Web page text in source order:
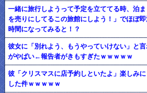
一緒に旅行しようって予定を立ててる時、泊
を売りにしてるこの旅館にしよう！」でほぼ
時間になってみると！？
彼女に「別れよう、もうやっていけない」と
がやばい←報告者がきもすぎたｗｗｗｗｗ
彼「クリスマスに店予約しといたよ」楽しみ
した件ｗｗｗｗｗ